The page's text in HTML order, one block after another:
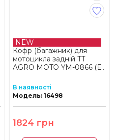
NEW
Кофр (багажник) для
мотоцикла задній TT
AGRO MOTO YM-0866 (Е..
В наявності
Модель: 16498
1824 грн